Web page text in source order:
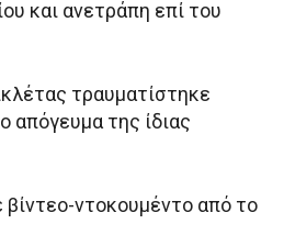
και ανετράπη επί του
τραυματίστηκε
απόγευμα της ίδιας
ντοκουμέντο από το